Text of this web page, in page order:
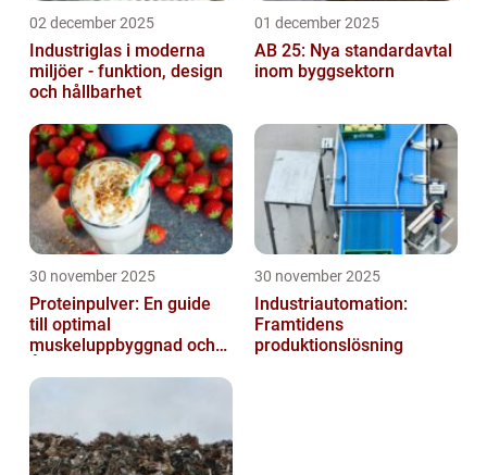
02 december 2025
Industriglas i moderna
miljöer - funktion, design
och hållbarhet
01 december 2025
AB 25: Nya standardavtal
inom byggsektorn
30 november 2025
Proteinpulver: En guide
till optimal
muskeluppbyggnad och
30 november 2025
Industriautomation:
Framtidens
produktionslösning